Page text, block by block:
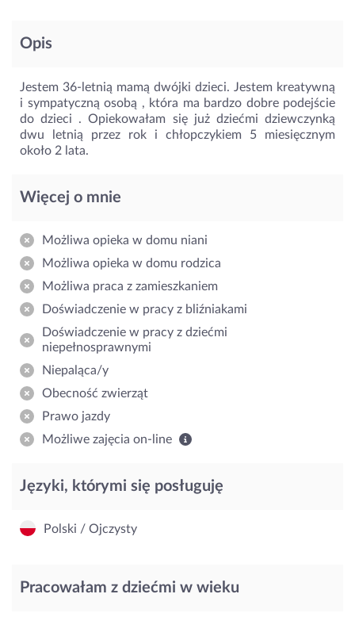
Opis
Jestem 36-letnią mamą dwójki dzieci. Jestem kreatywną
i sympatyczną osobą , która ma bardzo dobre podejście
do dzieci . Opiekowałam się już dziećmi dziewczynką
dwu letnią przez rok i chłopczykiem 5 miesięcznym
około 2 lata.
Więcej o mnie
Możliwa opieka w domu niani
Możliwa opieka w domu rodzica
Możliwa praca z zamieszkaniem
Doświadczenie w pracy z bliźniakami
Doświadczenie w pracy z dziećmi
niepełnosprawnymi
Niepaląca/y
Obecność zwierząt
Prawo jazdy
Możliwe zajęcia on-line
Języki, którymi się posługuję
Polski / Ojczysty
Pracowałam z dziećmi w wieku